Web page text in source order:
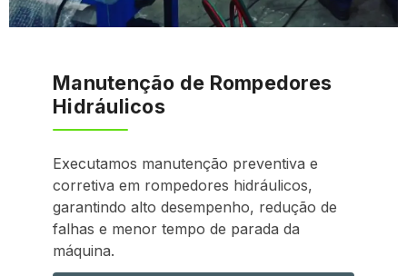
Manutenção de Rompedores
Hidráulicos
Executamos manutenção preventiva e
corretiva em rompedores hidráulicos,
garantindo alto desempenho, redução de
falhas e menor tempo de parada da
máquina.